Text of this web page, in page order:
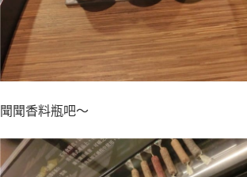
聞聞香料瓶吧～